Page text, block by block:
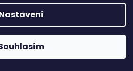
Nastavení
Luka 26-088 DL fuchsiová
Skladem